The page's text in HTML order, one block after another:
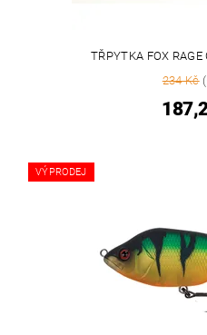
TŘPYTKA FOX
234 Kč
VÝPRODEJ